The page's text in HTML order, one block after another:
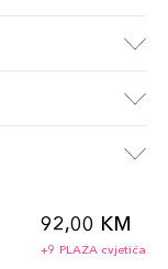
92,00 KM
+9 PLAZA cvjetića